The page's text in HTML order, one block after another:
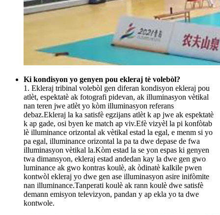
Ki kondisyon yo genyen pou ekleraj tè volebòl?
1. Ekleraj tribinal volebòl gen diferan kondisyon ekleraj pou
atlèt, espektatè ak fotografi pidevan, ak illuminasyon vètikal
nan teren jwe atlèt yo kòm illuminasyon referans
debaz.Ekleraj la ka satisfè egzijans atlèt k ap jwe ak espektatè
k ap gade, osi byen ke match ap viv.Efè vizyèl la pi konfòtab
lè illuminance orizontal ak vètikal estad la egal, e menm si yo
pa egal, illuminance orizontal la pa ta dwe depase de fwa
illuminasyon vètikal la.Kòm estad la se yon espas ki genyen
twa dimansyon, ekleraj estad andedan kay la dwe gen gwo
luminance ak gwo kontras koulè, ak òdinatè kalkile pwen
kontwòl ekleraj yo dwe gen ase illuminasyon asire inifòmite
nan illuminance.Tanperati koulè ak rann koulè dwe satisfè
demann emisyon televizyon, pandan y ap ekla yo ta dwe
kontwole.